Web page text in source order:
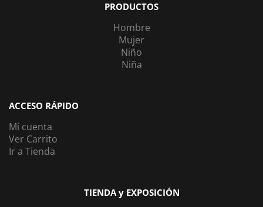
PRODUCTOS
Hombre
Mujer
Niño
Niña
ACCESO RÁPIDO
Mi cuenta
Ver Carrito
Ir a Tienda
TIENDA y EXPOSICIÓN